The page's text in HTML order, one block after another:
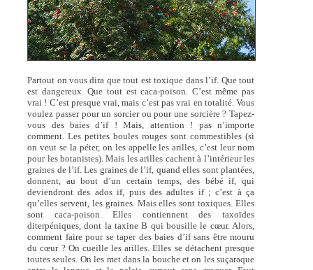
Partout on vous dira que tout est toxique dans l’if. Que tout
est dangereux. Que tout est caca-poison. C’est même pas
vrai ! C’est presque vrai, mais c’est pas vrai en totalité. Vous
voulez passer pour un sorcier ou pour une sorcière ? Tapez-
vous des baies d’if ! Mais, attention ! pas n’importe
comment. Les petites boules rouges sont commestibles (si
on veut se la péter, on les appelle les arilles, c’est leur nom
pour les botanistes). Mais les arilles cachent à l’intérieur les
graines de l’if. Les graines de l’if, quand elles sont plantées,
donnent, au bout d’un certain temps, des bébé if, qui
deviendront des ados if, puis des adultes if ; c’est à ça
qu’elles servent, les graines. Mais elles sont toxiques. Elles
sont caca-poison. Elles contiennent des taxoïdes
diterpéniques, dont la taxine B qui bousille le cœur. Alors,
comment faire pour se taper des baies d’if sans être mouru
du cœur ? On cueille les arilles. Elles se détachent presque
toutes seules. On les met dans la bouche et on les suçaraque